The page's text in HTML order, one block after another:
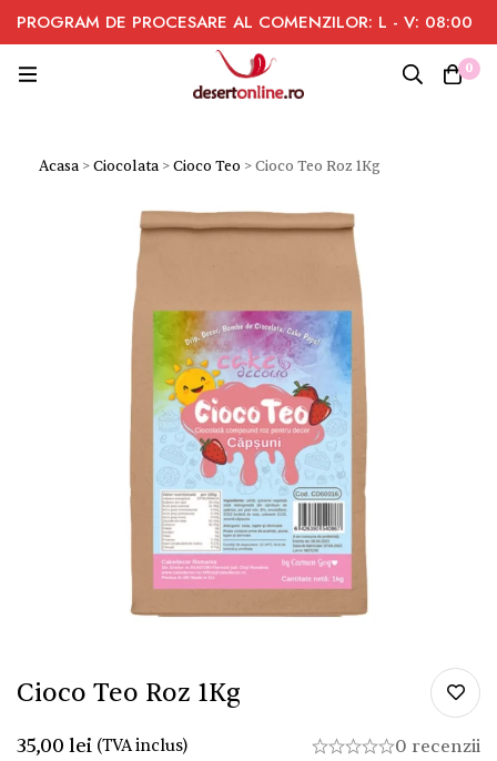
PROGRAM DE PROCESARE AL COMENZILOR: L - V: 08:00
- 16:00
0
Acasa >Ciocolata >Cioco Teo >Cioco Teo Roz 1Kg
Cioco Teo Roz 1Kg
35,00 lei (TVA inclus) 0 recenzii